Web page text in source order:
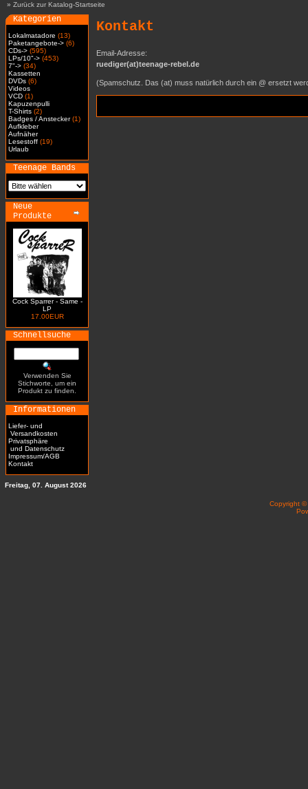
» Zurück zur Katalog-Startseite
Kategorien
Lokalmatadore (13)
Paketangebote-> (6)
CDs-> (595)
LPs/10"-> (453)
7"-> (34)
Kassetten
DVDs (6)
Videos
VCD (1)
Kapuzenpulli
T-Shirts (2)
Badges / Anstecker(1)
Aufkleber
Aufnäher
Lesestoff (19)
Urlaub
Teenage Bands
Neue
Produkte
Cock Sparrer - Same -
LP
17.00EUR
Schnellsuche
Verwenden Sie
Stichworte, um ein
Produkt zu finden.
Informationen
Liefer- und
Versandkosten
Privatsphäre
und Datenschutz
Impressum/AGB
Kontakt
Kontakt
Email-Adresse:
ruediger(at)teenage-rebel.de
(Spamschutz. Das (at) muss natürlich durch ein @ ersetzt
Freitag, 07. August 2026
Copyright